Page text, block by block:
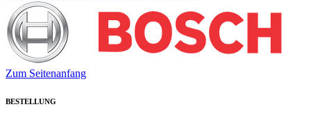
Zum Seitenanfang
BESTELLUNG